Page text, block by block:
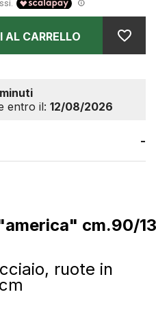
AL CARRELLO
entro il: 12/08/2026
-
cm.90/
ruote in